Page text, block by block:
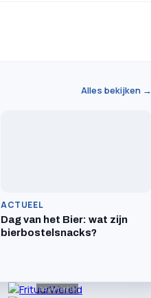
Alles bekijken →
ACTUEEL
Dag van het Bier: wat zijn
bierbostelsnacks?
Advertentie